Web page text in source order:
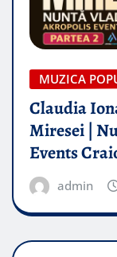
MUZICA
Claudia
Miresei |
Events
admin